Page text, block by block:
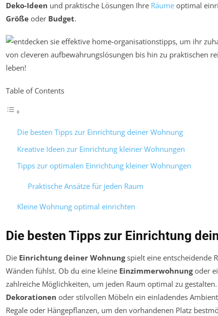
Deko-Ideen und praktische Lösungen Ihre Räume optimal
Größe oder Budget.
Table of Contents
Die besten Tipps zur Einrichtung deiner Wohnung
Kreative Ideen zur Einrichtung kleiner Wohnungen
Tipps zur optimalen Einrichtung kleiner Wohnungen
Praktische Ansätze für jeden Raum
Kleine Wohnung optimal einrichten
Die besten Tipps zur Einrichtung
Die Einrichtung deiner Wohnungspielt eine entscheidende
Wänden fühlst. Ob du eine kleine Einzimmerwohnungoder
zahlreiche Möglichkeiten, um jeden Raum optimal zu
Dekorationen oder stilvollen Möbeln ein einladendes
Regale oder Hängepflanzen, um den vorhandenen Platz